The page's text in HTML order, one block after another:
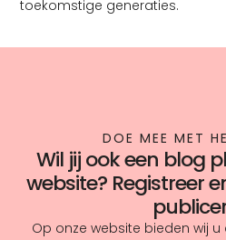
toekomstige generaties.
DOE MEE MET
Wil jij ook een blog
website? Registreer
Op onze website bieden wij